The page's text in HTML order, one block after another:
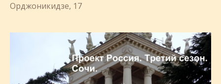
Орджоникидзе, 17